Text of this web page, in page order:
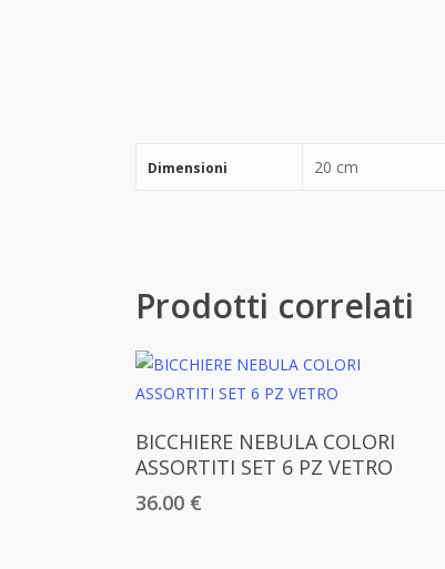
Dimensioni 20 cm
Prodotti correlati
Aggiungi Al Carrello
BICCHIERE NEBULA COLORI
ASSORTITI SET 6 PZ VETRO
36.00 €